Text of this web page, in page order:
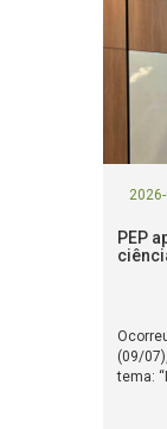
PEP
(09/
tema: